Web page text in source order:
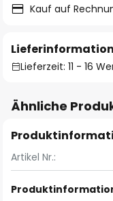
Kauf auf
Lieferzeit: 11 - 16
Ähnliche
Artikel Nr.: